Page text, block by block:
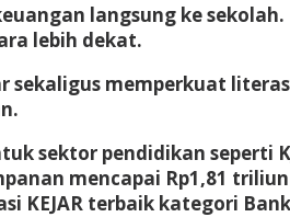
langsung ke
lebih dekat.
sekaligus memperkuat
sektor pendidikan seperti
mencapai Rp1,81
KEJAR terbaik kategori